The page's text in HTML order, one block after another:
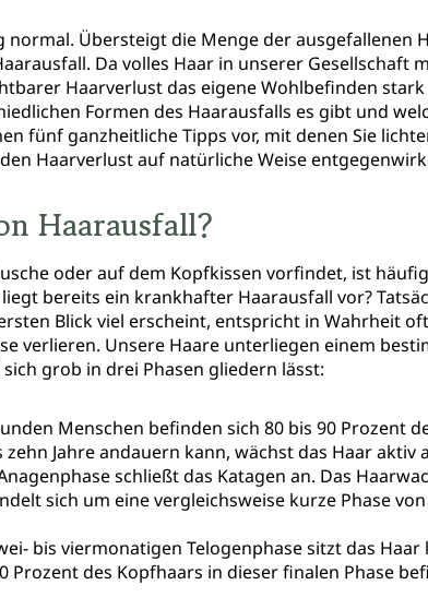
normal. Übersteigt die Menge der ausgefallenen
Da volles Haar in unserer Gesellschaft
Haarverlust das eigene Wohlbefinden
Formen des Haarausfalls es gibt und
fünf ganzheitliche Tipps vor, mit denen Sie
Haarverlust auf natürliche Weise
Haarausfall?
oder auf dem Kopfkissen vorfindet, ist
bereits ein krankhafter Haarausfall vor?
Blick viel erscheint, entspricht in Wahrheit
verlieren. Unsere Haare unterliegen einem
grob in drei Phasen gliedern lässt:
Menschen befinden sich 80 bis 90 Prozent
Jahre andauern kann, wächst das Haar aktiv
schließt das Katagen an. Das
sich um eine vergleichsweise kurze Phase
bis viermonatigen Telogenphase sitzt das
Prozent des Kopfhaars in dieser finalen Phase